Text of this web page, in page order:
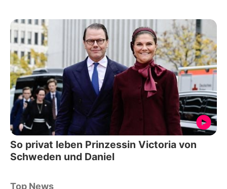
So privat leben Prinzessin Victoria von
Schweden und Daniel
Top News